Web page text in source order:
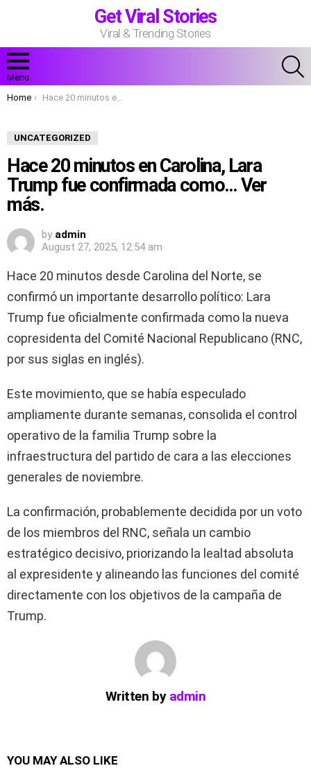
Get Viral Stories
Viral & Trending Stories
Menu
You are here:
Home Hace 20 minutos en Carolina, Lara Trump fue confirmada como… Ver más.
UNCATEGORIZED
Hace 20 minutos en Carolina, Lara
Trump fue confirmada como… Ver
más.
by admin
August 27, 2025, 12:54 am
Hace 20 minutos desde Carolina del Norte, se
confirmó un importante desarrollo político: Lara
Trump fue oficialmente confirmada como la nueva
copresidenta del Comité Nacional Republicano (RNC,
por sus siglas en inglés).
Este movimiento, que se había especulado
ampliamente durante semanas, consolida el control
operativo de la familia Trump sobre la
infraestructura del partido de cara a las elecciones
generales de noviembre.
La confirmación, probablemente decidida por un voto
de los miembros del RNC, señala un cambio
estratégico decisivo, priorizando la lealtad absoluta
al expresidente y alineando las funciones del comité
directamente con los objetivos de la campaña de
Trump.
Written by admin
YOU MAY ALSO LIKE